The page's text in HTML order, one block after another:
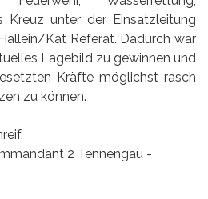
Kreuz unter der Einsatzleitung
Kat Referat. Dadurch war
Lagebild zu gewinnen und
Kräfte möglichst rasch
zu können.
2 Tennengau -